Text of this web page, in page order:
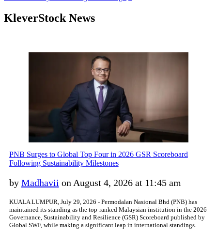
KleverStock News
PNB Surges to Global Top Four in 2026 GSR Scoreboard
Following Sustainability Milestones
by Madhavii on August 4, 2026 at 11:45 am
KUALA LUMPUR, July 29, 2026 - Permodalan Nasional Bhd (PNB) has
maintained its standing as the top-ranked Malaysian institution in the 2026
Governance, Sustainability and Resilience (GSR) Scoreboard published by
Global SWF, while making a significant leap in international standings.